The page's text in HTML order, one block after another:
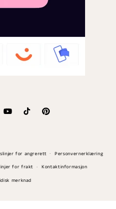
YouTubeTikTok Pinterest
for angrerett
Personvernerklæring
for frakt
Kontaktinformasjon
merknad